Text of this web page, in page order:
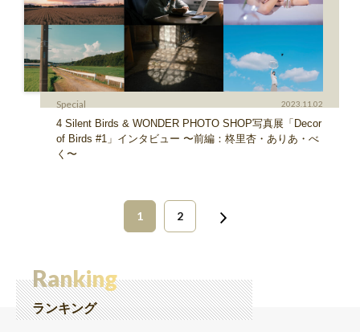
Special 2023.11.02
4 Silent Birds & WONDER PHOTO SHOP写真展「Decor
of Birds #1」インタビュー 〜前編：柊里杏・ありあ・べ
く〜
1 2
Ranking
ランキング